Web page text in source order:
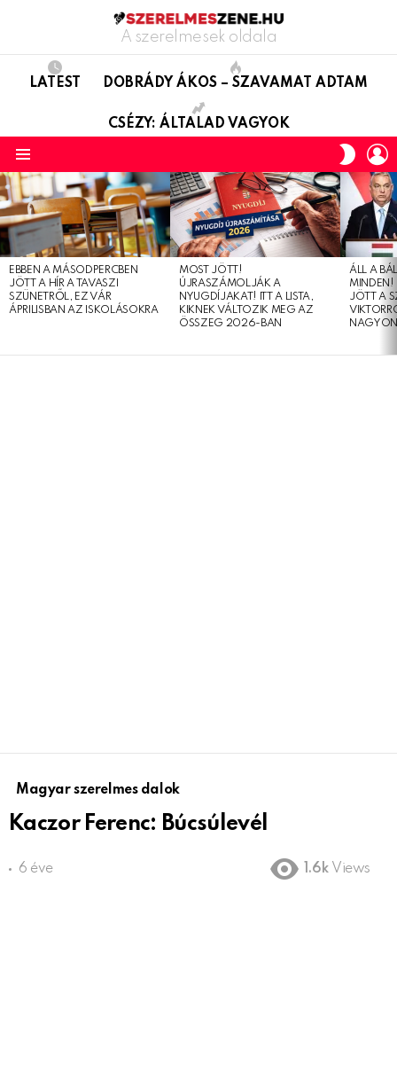
A szerelmesek oldala
LATEST DOBRÁDY ÁKOS – SZAVAMAT ADTAM
CSÉZY: ÁLTALAD VAGYOK
SKIN
LATEST
STORIES
EBBEN A MÁSODPERCBEN
JÖTT A HÍR A TAVASZI
SZÜNETRŐL, EZ VÁR
ÁPRILISBAN AZ ISKOLÁSOKRA
MOST JÖTT!
ÚJRASZÁMOLJÁK A
NYUGDÍJAKAT! ITT A LISTA,
KIKNEK VÁLTOZIK MEG AZ
ÖSSZEG 2026-BAN
ÁLL A
MINDEN!
JÖTT A
Magyar szerelmes dalok
Kaczor Ferenc: Búcsúlevél
6 éve 1.6k Views